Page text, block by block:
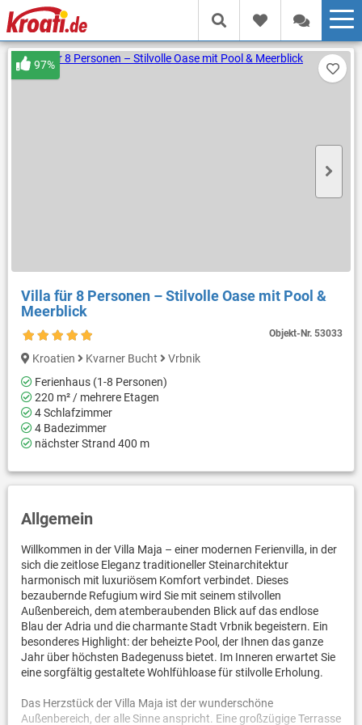
Villa für 8 Personen – Stilvolle Oase mit Pool &
Meerblick
Objekt-Nr.53033
97%
Kroatien Kvarner Bucht
Vrbnik
Ferienhaus (1-8 Personen)
220 m² / mehrere Etagen
4 Schlafzimmer
4 Badezimmer
nächster Strand 400 m
Allgemein
Willkommen in der Villa Maja – einer modernen Ferienvilla, in der
sich die zeitlose Eleganz traditioneller Steinarchitektur
harmonisch mit luxuriösem Komfort verbindet. Dieses
bezaubernde Refugium wird Sie mit seinem stilvollen
Außenbereich, dem atemberaubenden Blick auf das endlose
Blau der Adria und die charmante Stadt Vrbnik begeistern. Ein
besonderes Highlight: der beheizte Pool, der Ihnen das ganze
Jahr über höchsten Badegenuss bietet. Im Inneren erwartet Sie
eine sorgfältig gestaltete Wohlfühloase für stilvolle Erholung.
Das Herzstück der Villa Maja ist der wunderschöne
Außenbereich, der alle Sinne anspricht. Eine großzügige Terrasse